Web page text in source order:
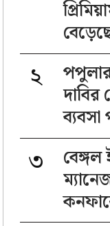
২
দাবির
৩